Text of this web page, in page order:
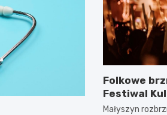
Folkowe
Festiwal
Małyszyn